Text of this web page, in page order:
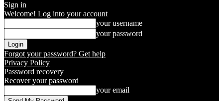
Sign in
Welcome! Log into your account
your username
your password
Forgot your password? Get help
Privacy Policy
Password recovery
Recover your password
your email